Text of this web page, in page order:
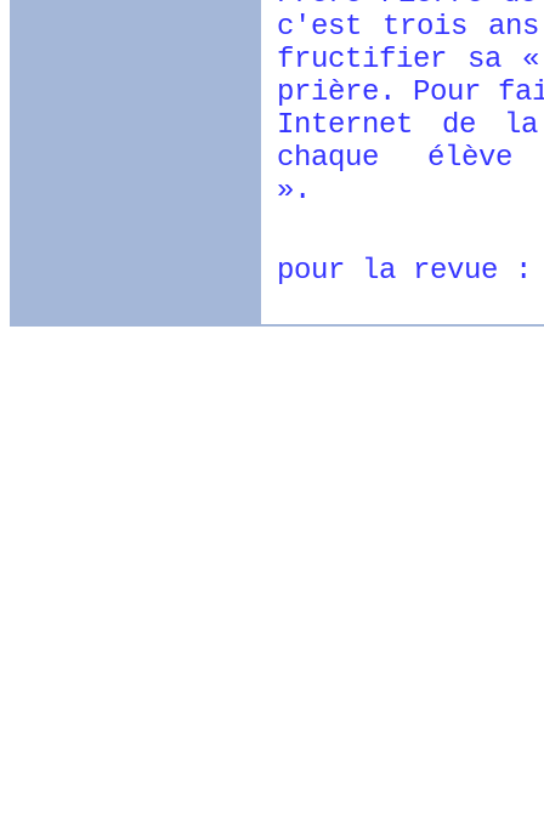
c'est trois ans
fructifier sa «
prière. Pour
Internet de la
chaque
».
pour la revue :